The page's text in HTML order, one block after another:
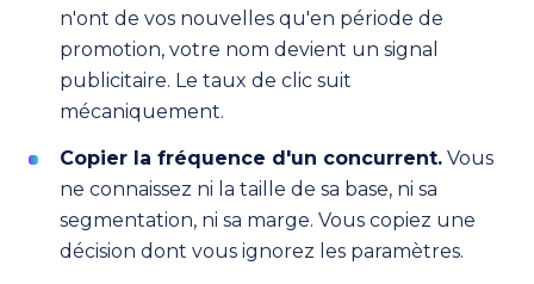
n'ont de vos nouvelles qu'en période de
promotion, votre nom devient un signal
publicitaire. Le taux de clic suit
mécaniquement.
Copier la fréquence d'un concurrent. Vous
ne connaissez ni la taille de sa base, ni sa
segmentation, ni sa marge. Vous copiez une
décision dont vous ignorez les paramètres.